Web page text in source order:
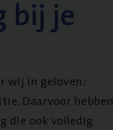
bij je
wij in geloven:
Daarvoor hebben
die ook volledig